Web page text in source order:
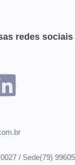
redes sociais
/ Sede(79)